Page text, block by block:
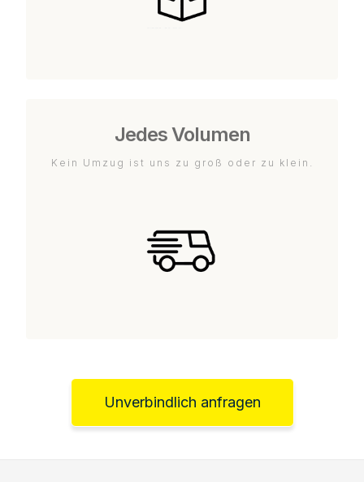
Jedes Volumen
Kein Umzug ist uns zu groß oder zu klein.
Unverbindlich anfragen